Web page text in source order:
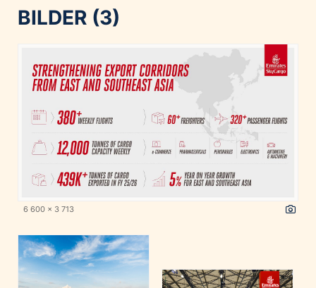
BILDER (3)
6 600 x 3 713